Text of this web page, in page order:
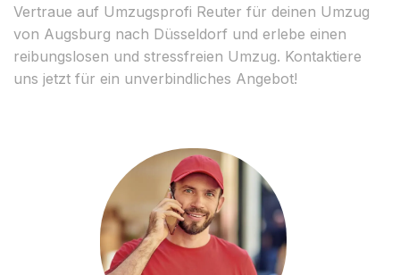
Vertraue auf Umzugsprofi Reuter für deinen Umzug
von Augsburg nach Düsseldorf und erlebe einen
reibungslosen und stressfreien Umzug. Kontaktiere
uns jetzt für ein unverbindliches Angebot!